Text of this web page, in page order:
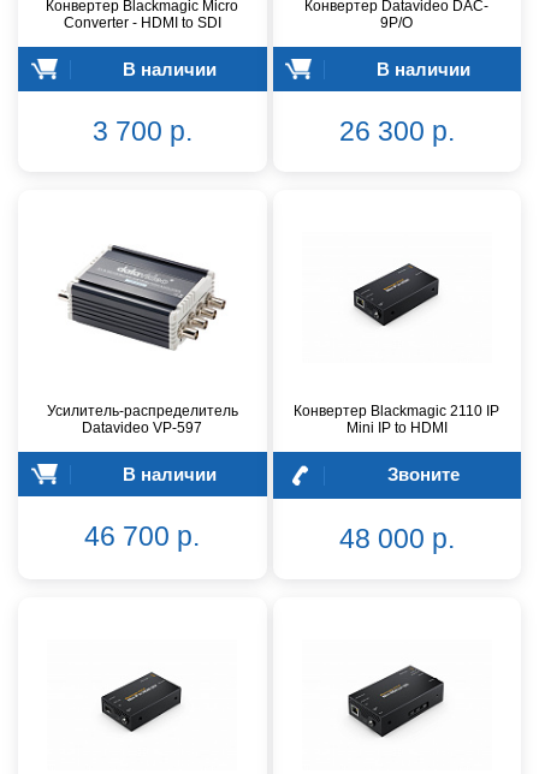
Конвертер Blackmagic Micro
Converter - HDMI to SDI
В наличии
3 700 р.
Конвертер Datavideo DAC-
9P/O
В наличии
26 300 р.
Усилитель-распределитель
Datavideo VP-597
В наличии
46 700 р.
Конвертер Blackmagic 2110 IP
Mini IP to HDMI
Звоните
48 000 р.